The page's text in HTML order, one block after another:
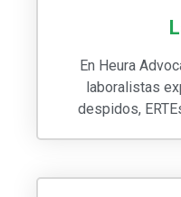
En Heura
laboralistas
despidos,